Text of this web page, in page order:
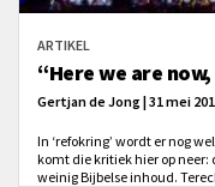
ARTIKEL
“Here we are
Gertjan de Jong | 31 mei
In ‘refokring’ wordt er nog
komt die kritiek hier op
weinig Bijbelse inhoud.